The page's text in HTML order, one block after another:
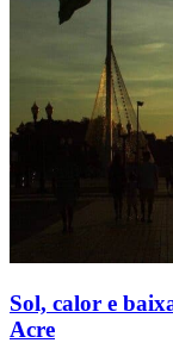
Sol, calor e
Acre